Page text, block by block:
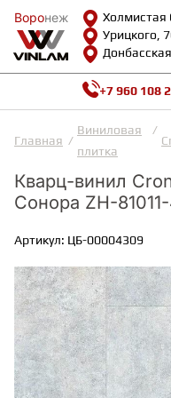
Воронеж
Холмистая
Урицкого,
Воронеж
КАТАЛОГ
Возврат и
Сотрудничество
Видеообзоры
Как выбрать
Калькулятор
О нас
Контакты
+7 960 108
Главная
Виниловая
плитка
Кварц-винил
Сонора ZH-
Артикул: ЦБ-00004309